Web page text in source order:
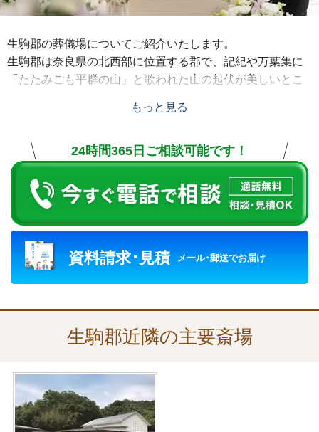
生駒郡の葬儀場についてご紹介いたします。
生駒郡は奈良県の北西部に位置する郡で、記紀や万葉集に
「たたみごも平群の山」と歌われた山の起伏が美しいとこ
から文化が開け、聖徳太子の創建と伝えられ国宝信貴山縁
跡があります。
公益社では、葬儀の際は平群町の「平群野菊の里斎場」
や、近隣の奈良市の「公益社 富雄会館」「
公益社 学園前会
」「公益社 西大寺会館」等の葬儀式場や寺院等を利用し
ます。
宗旨・宗派を問わず、様々なご葬儀のお手伝いをさせてい
ただきます。
す。
公益社では、生駒郡近隣の寺院や火葬場、葬儀を執り行う
会館の予約、葬儀の施行を承っております。
もっと見る
24時間365日ご相談可能です！
資料請求･見積 メール･郵送でお届け
生駒郡近隣の主要斎場